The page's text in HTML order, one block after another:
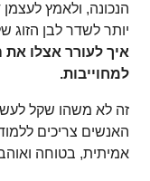
הנכונה, ולאמץ
יותר לשדר לבן
איך לעורר אצלו
למחוייבות.
זה לא משהו שקל
האנשים צריכים
אמיתית, בטוחה